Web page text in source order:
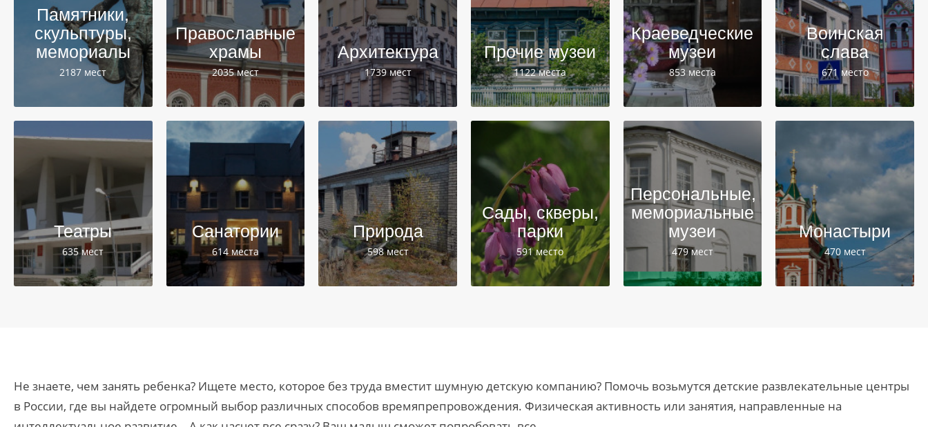
Памятники,
скульптуры,
мемориалы
2187 мест
Православные
храмы
2035 мест
Архитектура
1739 мест
Прочие музеи
1122 места
Краеведческие
музеи
853 места
Воинская
слава
671 место
Театры
635 мест
Санатории
614 места
Природа
598 мест
Сады, скверы,
парки
591 место
Персональные,
мемориальные
музеи
479 мест
Монастыри
470 мест
Не знаете, чем занять ребенка? Ищете место, которое без труда вместит шумную детскую компанию? Помочь возьмутся детские развлекательные центры
в России, где вы найдете огромный выбор различных способов времяпрепровождения. Физическая активность или занятия, направленные на